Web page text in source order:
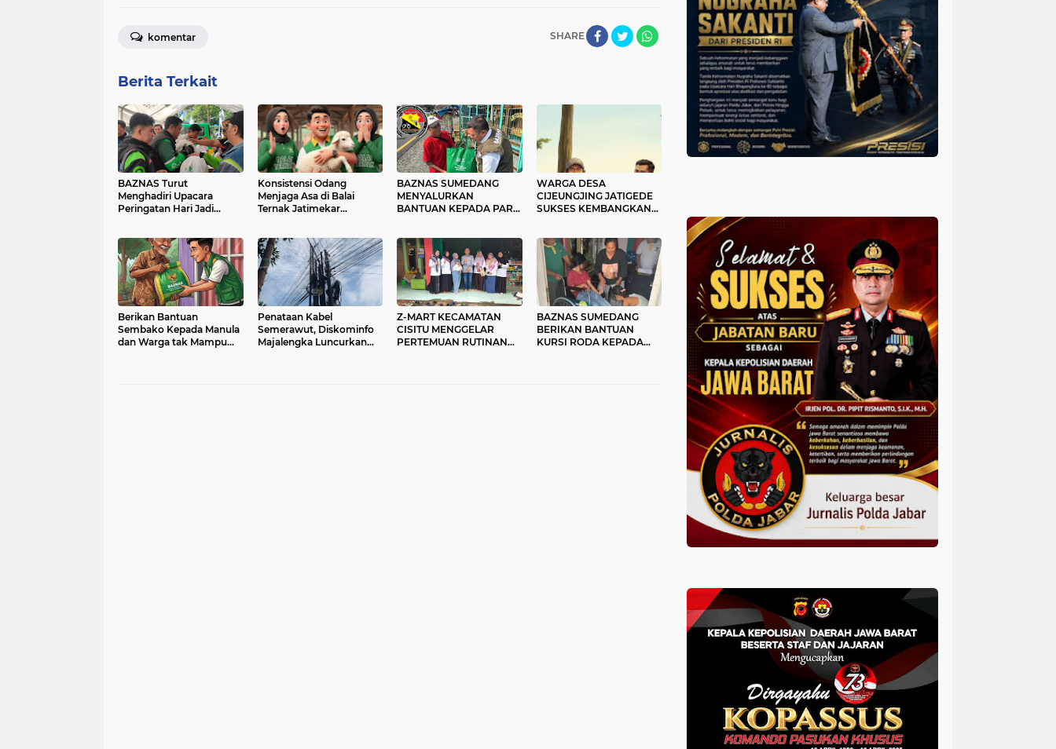
SHARE
komentar
Berita Terkait
BAZNAS Turut
Menghadiri Upacara
Peringatan Hari Jadi
Membagikan Paket
Sembako dan Ganti Oli
Gratis Para Ojol.
Konsistensi Odang
Menjaga Asa di Balai
Ternak Jatimekar
BAZNAS SUMEDANG
MENYALURKAN
BANTUAN KEPADA PARA
WARGA DESA
CIJEUNGJING JATIGEDE
SUKSES KEMBANGKAN
SUMEDANG
Berikan Bantuan
Sembako Kepada Manula
dan Warga tak Mampu
Penataan Kabel
Semerawut, Diskominfo
Majalengka Luncurkan
Z-MART KECAMATAN
CISITU MENGGELAR
PERTEMUAN RUTINAN
BAZNAS SUMEDANG
BERIKAN BANTUAN
KURSI RODA KEPADA